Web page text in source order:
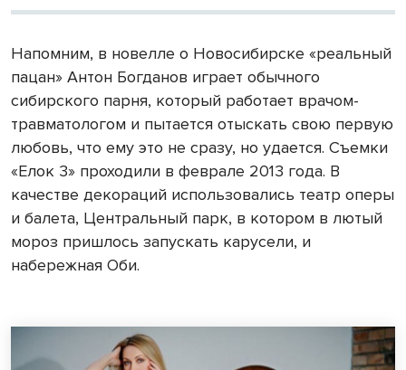
Напомним, в новелле о Новосибирске «реальный
пацан» Антон Богданов играет обычного
сибирского парня, который работает врачом-
травматологом и пытается отыскать свою первую
любовь, что ему это не сразу, но удается. Съемки
«Елок 3» проходили в феврале 2013 года. В
качестве декораций использовались театр оперы
и балета, Центральный парк, в котором в лютый
мороз пришлось запускать карусели, и
набережная Оби.